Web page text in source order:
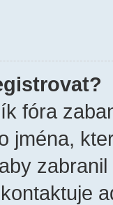
fóra
jména,